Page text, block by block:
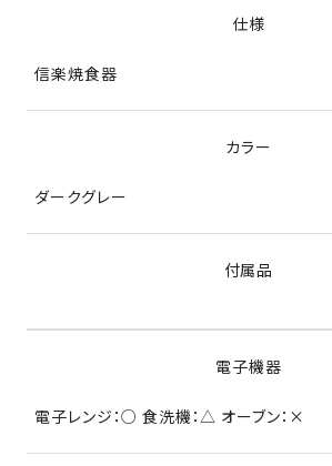
仕様
信楽焼食器
カラー
ダークグレー
付属品
電子機器
電子レンジ：○ 食洗機：△ オーブン：×